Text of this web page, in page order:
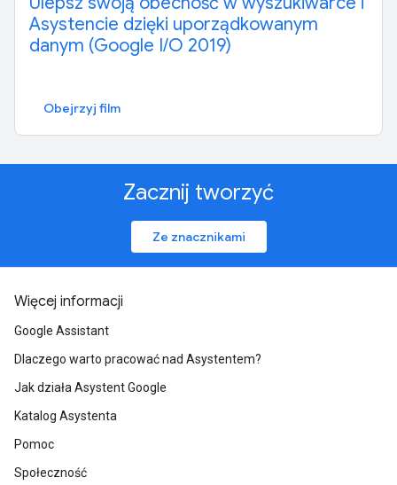
Asystencie dzięki uporządkowanym
danym (Google I/O 2019)
Obejrzyj film
Zacznij tworzyć
Ze znacznikami
Więcej informacji
Google Assistant
Dlaczego warto pracować nad Asystentem?
Jak działa Asystent Google
Katalog Asystenta
Pomoc
Społeczność